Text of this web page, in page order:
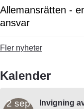
Allemansrätten -
ansvar
Fler nyheter
Kalender
2 sep Invigning